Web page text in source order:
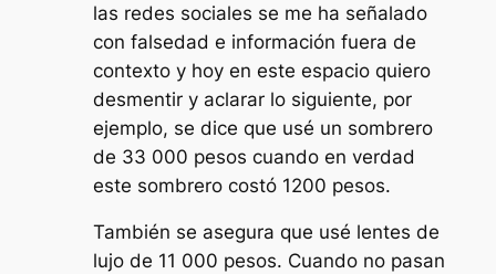
las redes sociales se me ha señalado
con falsedad e información fuera de
contexto y hoy en este espacio quiero
desmentir y aclarar lo siguiente, por
ejemplo, se dice que usé un sombrero
de 33 000 pesos cuando en verdad
este sombrero costó 1200 pesos.
También se asegura que usé lentes de
lujo de 11 000 pesos. Cuando no pasan